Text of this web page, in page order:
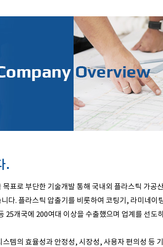
.
표로 부단한 기술개발 통해 국내외 플라스틱 가공
다. 플라스틱 압출기를 비롯하여 코팅기, 라미네이
개국에 200여대 이상을 수출했으며 업계를 선도
템의 효율성과 안정성, 시장성, 사용자 편의성 등